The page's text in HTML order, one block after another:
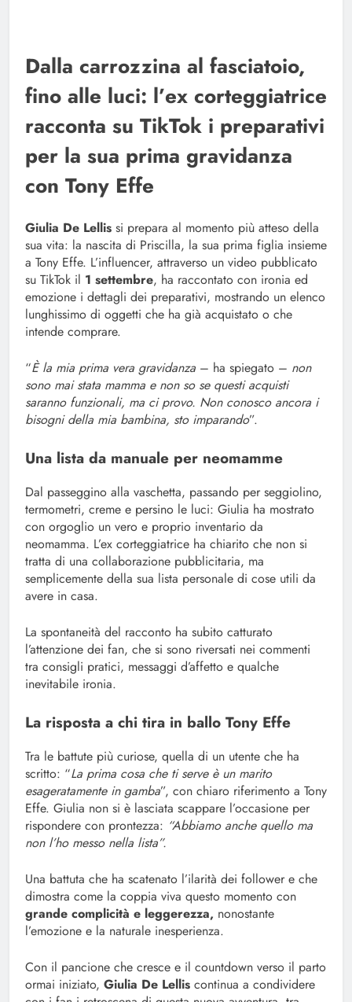
Dalla carrozzina al fasciatoio,
fino alle luci: l’ex corteggiatrice
racconta su TikTok i preparativi
per la sua prima gravidanza
con Tony Effe
Giulia De Lellis si prepara al momento più atteso della
sua vita: la nascita di Priscilla, la sua prima figlia insieme
a Tony Effe. L’influencer, attraverso un video pubblicato
su TikTok il 1 settembre, ha raccontato con ironia ed
emozione i dettagli dei preparativi, mostrando un elenco
lunghissimo di oggetti che ha già acquistato o che
intende comprare.
“È la mia prima vera gravidanza – ha spiegato – non
sono mai stata mamma e non so se questi acquisti
saranno funzionali, ma ci provo. Non conosco ancora i
bisogni della mia bambina, sto imparando”.
Una lista da manuale per neomamme
Dal passeggino alla vaschetta, passando per seggiolino,
termometri, creme e persino le luci: Giulia ha mostrato
con orgoglio un vero e proprio inventario da
neomamma. L’ex corteggiatrice ha chiarito che non si
tratta di una collaborazione pubblicitaria, ma
semplicemente della sua lista personale di cose utili da
avere in casa.
La spontaneità del racconto ha subito catturato
l’attenzione dei fan, che si sono riversati nei commenti
tra consigli pratici, messaggi d’affetto e qualche
inevitabile ironia.
La risposta a chi tira in ballo Tony Effe
Tra le battute più curiose, quella di un utente che ha
scritto: “La prima cosa che ti serve è un marito
esageratamente in gamba”, con chiaro riferimento a Tony
Effe. Giulia non si è lasciata scappare l’occasione per
rispondere con prontezza: “Abbiamo anche quello ma
non l’ho messo nella lista”.
Una battuta che ha scatenato l’ilarità dei follower e che
dimostra come la coppia viva questo momento con
grande complicità e leggerezza, nonostante
l’emozione e la naturale inesperienza.
Con il pancione che cresce e il countdown verso il parto
ormai iniziato, Giulia De Lellis continua a condividere